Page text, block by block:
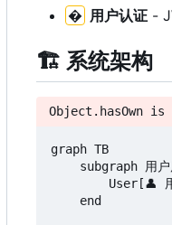
� 用户认证 -
🏗️ 系统架构
Object.hasOwn
graph TB
subgraph 用户
User[👤
    end